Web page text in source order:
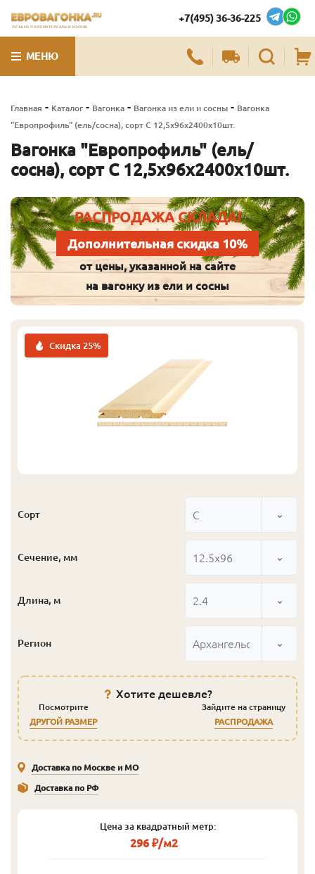
ЛУЧШИЕ ПИЛОМАТЕРИАЛЫ В МОСКВЕ
+7(495) 36-36-225
МЕНЮ
Главная - Каталог - Вагонка - Вагонка из ели и сосны - Вагонка
"Европрофиль" (ель/сосна), сорт С 12,5х96х2400х10шт.
Вагонка "Европрофиль" (ель/
сосна), сорт С 12,5х96х2400х10шт.
РАСПРОДАЖА СКЛАДА!
Дополнительная скидка 10%
от цены, указанной на сайте
на вагонку из ели и сосны
Скидка 25%
Сорт С
Сечение, мм 12.5x96
Длина, м 2.4
Регион Архангельск
Хотите дешевле?
Посмотрите
ДРУГОЙ РАЗМЕР
Зайдите на страницу
РАСПРОДАЖА
Доставка по Москве и МО
Доставка по РФ
Цена за квадратный метр:
296 ₽/м2